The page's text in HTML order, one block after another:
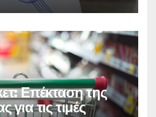
Επέκταση της
τις τιμές